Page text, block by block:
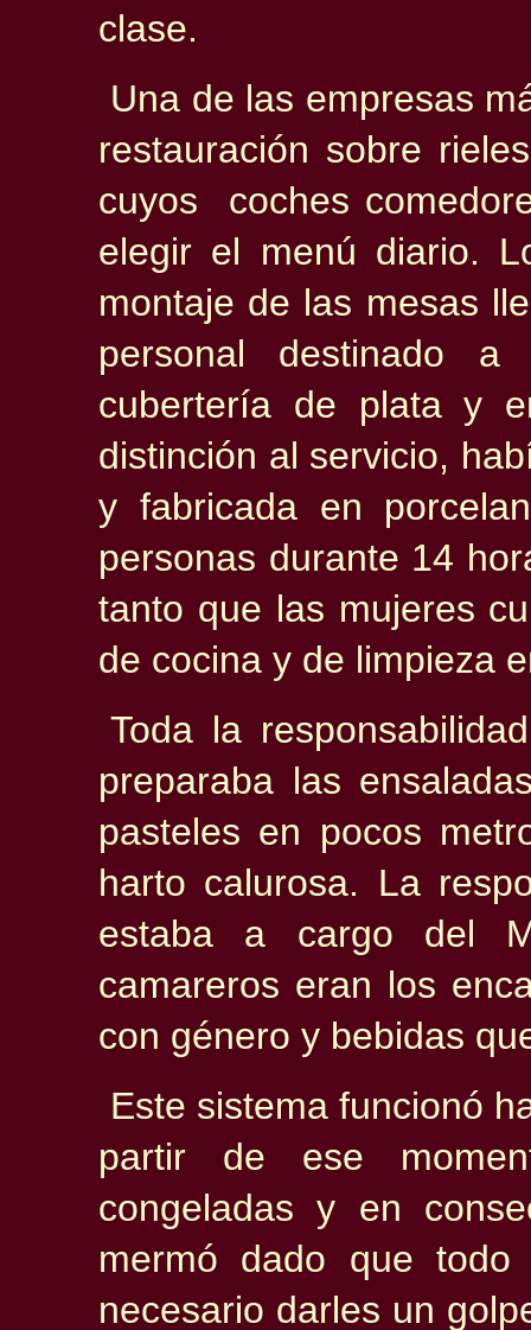
clase.
Una de las empresas
restauración sobre
cuyos coches
elegir el menú diario.
montaje de las mesas
personal destinado
cubertería de plata y
distinción al servicio,
y fabricada en
personas durante 14
tanto que las mujeres
de cocina y de limpieza
Toda la
preparaba las
pasteles en pocos
harto calurosa. La
estaba a cargo del
camareros eran los
con género y bebidas
Este sistema funcionó
partir de ese
congeladas y en
mermó dado que
necesario darles un